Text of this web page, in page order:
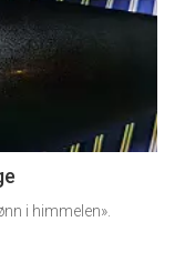
i himmelen».